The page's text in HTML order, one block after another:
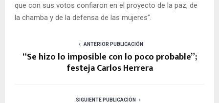
que con sus votos confiaron en el proyecto de la paz, de
la chamba y de la defensa de las mujeres”.
ANTERIOR PUBLICACIÓN
“Se hizo lo imposible con lo poco probable”;
festeja Carlos Herrera
SIGUIENTE PUBLICACIÓN